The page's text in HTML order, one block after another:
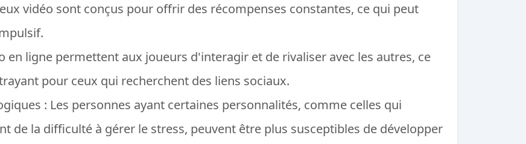
vidéo sont conçus pour offrir des récompenses constantes, ce qui peut
en ligne permettent aux joueurs d'interagir et de rivaliser avec les autres, ce
pour ceux qui recherchent des liens sociaux.
: Les personnes ayant certaines personnalités, comme celles qui
de la difficulté à gérer le stress, peuvent être plus susceptibles de développer